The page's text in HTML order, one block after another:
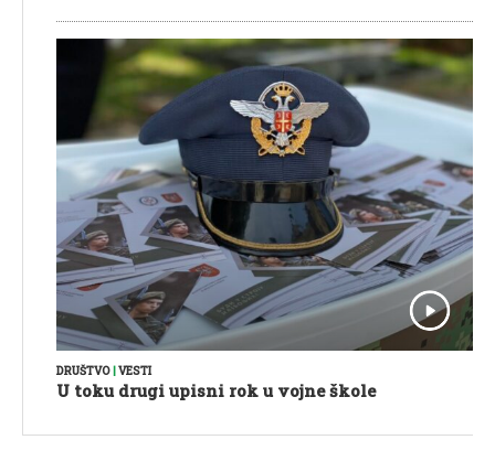
DRUŠTVO|VESTI
U toku drugi upisni rok u vojne škole